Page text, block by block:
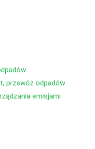
przewóz odpadów
emisjami